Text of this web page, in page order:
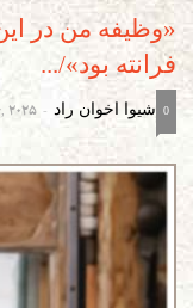
«وظیفه من در این
فرانته بود»/...
شیوا اخوان راد -
2025 0